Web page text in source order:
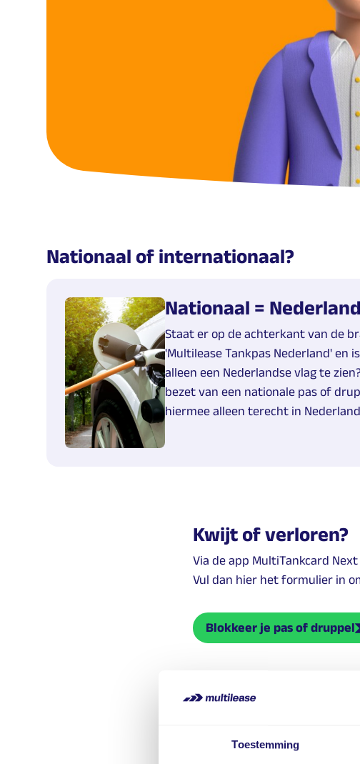
Toestemming
Nationaal of internationaal?
Nationaal = Nederland
Staat er op de achterkant van de
'Multilease Tankpas Nederland' en
alleen een Nederlandse vlag te
bezet van een nationale pas of
hiermee alleen terecht in
Kwijt of verloren?
Via de app MultiTankcard
Vul dan hier het formulier in
Blokkeer je pas of druppel
Staat jouw vraag er niet